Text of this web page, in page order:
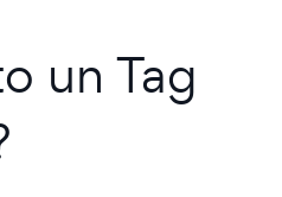
un Tag